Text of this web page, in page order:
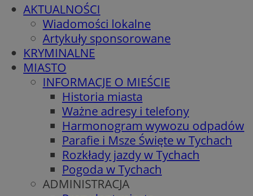
AKTUALNOŚCI
Wiadomości lokalne
Artykuły sponsorowane
KRYMINALNE
MIASTO
INFORMACJE O MIEŚCIE
Historia miasta
Ważne adresy i telefony
Harmonogram wywozu odpadów
Parafie i Msze Święte w Tychach
Rozkłady jazdy w Tychach
Pogoda w Tychach
ADMINISTRACJA